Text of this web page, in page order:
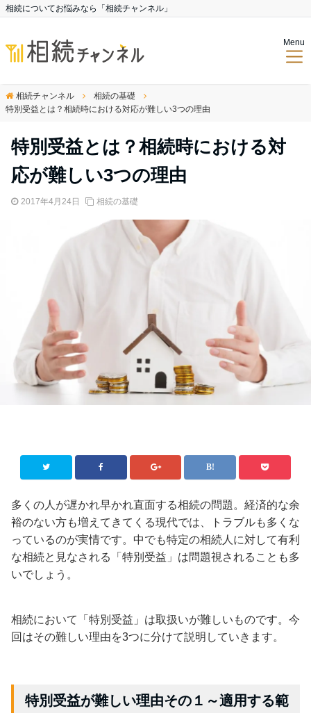
相続についてお悩みなら「相続チャンネル」
Menu
相続チャンネル
相続の基礎
特別受益とは？相続時における対応が難しい3つの理由
特別受益とは？相続時における対
応が難しい3つの理由
2017年4月24日 相続の基礎
多くの人が遅かれ早かれ直面する相続の問題。経済的な余
裕のない方も増えてきてくる現代では、トラブルも多くな
っているのが実情です。中でも特定の相続人に対して有利
な相続と見なされる「特別受益」は問題視されることも多
いでしょう。
相続において「特別受益」は取扱いが難しいものです。今
回はその難しい理由を3つに分けて説明していきます。
特別受益が難しい理由その１～適用する範